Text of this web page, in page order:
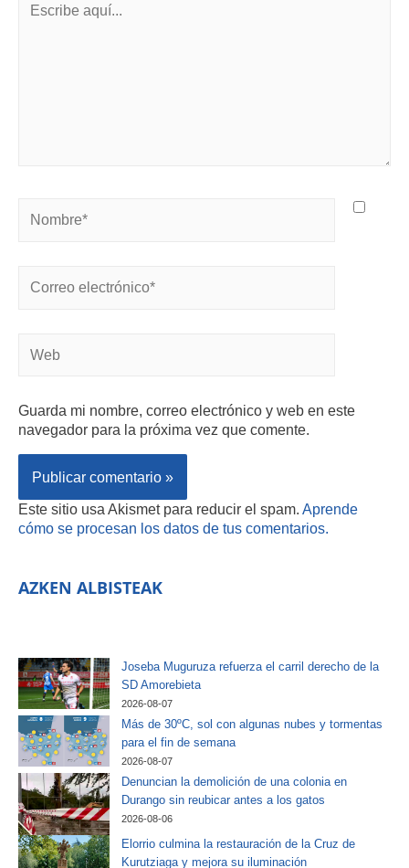
Guarda mi nombre, correo electrónico y web en este
navegador para la próxima vez que comente.
Este sitio usa Akismet para reducir el spam. Aprende
cómo se procesan los datos de tus comentarios.
AZKEN ALBISTEAK
Joseba Muguruza refuerza el carril derecho de la
SD Amorebieta
2026-08-07
Más de 30ºC, sol con algunas nubes y tormentas
para el fin de semana
2026-08-07
Denuncian la demolición de una colonia en
Durango sin reubicar antes a los gatos
2026-08-06
Elorrio culmina la restauración de la Cruz de
Kurutziaga y mejora su iluminación